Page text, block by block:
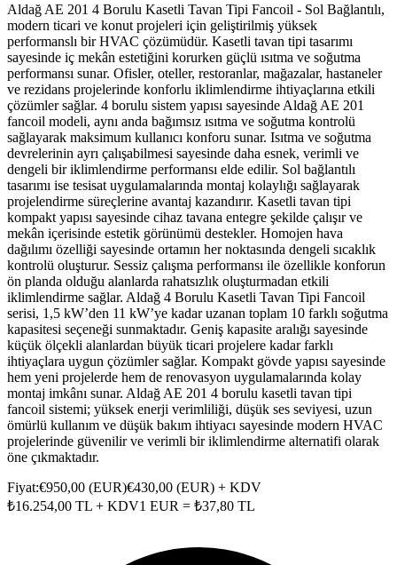
Aldağ AE 201 4 Borulu Kasetli Tavan Tipi Fancoil - Sol Bağlantılı,
modern ticari ve konut projeleri için geliştirilmiş yüksek
performanslı bir HVAC çözümüdür. Kasetli tavan tipi tasarımı
sayesinde iç mekân estetiğini korurken güçlü ısıtma ve soğutma
performansı sunar. Ofisler, oteller, restoranlar, mağazalar, hastaneler
ve rezidans projelerinde konforlu iklimlendirme ihtiyaçlarına etkili
çözümler sağlar. 4 borulu sistem yapısı sayesinde Aldağ AE 201
fancoil modeli, aynı anda bağımsız ısıtma ve soğutma kontrolü
sağlayarak maksimum kullanıcı konforu sunar. Isıtma ve soğutma
devrelerinin ayrı çalışabilmesi sayesinde daha esnek, verimli ve
dengeli bir iklimlendirme performansı elde edilir. Sol bağlantılı
tasarımı ise tesisat uygulamalarında montaj kolaylığı sağlayarak
projelendirme süreçlerine avantaj kazandırır. Kasetli tavan tipi
kompakt yapısı sayesinde cihaz tavana entegre şekilde çalışır ve
mekân içerisinde estetik görünümü destekler. Homojen hava
dağılımı özelliği sayesinde ortamın her noktasında dengeli sıcaklık
kontrolü oluşturur. Sessiz çalışma performansı ile özellikle konforun
ön planda olduğu alanlarda rahatsızlık oluşturmadan etkili
iklimlendirme sağlar. Aldağ 4 Borulu Kasetli Tavan Tipi Fancoil
serisi, 1,5 kW’den 11 kW’ye kadar uzanan toplam 10 farklı soğutma
kapasitesi seçeneği sunmaktadır. Geniş kapasite aralığı sayesinde
küçük ölçekli alanlardan büyük ticari projelere kadar farklı
ihtiyaçlara uygun çözümler sağlar. Kompakt gövde yapısı sayesinde
hem yeni projelerde hem de renovasyon uygulamalarında kolay
montaj imkânı sunar. Aldağ AE 201 4 borulu kasetli tavan tipi
fancoil sistemi; yüksek enerji verimliliği, düşük ses seviyesi, uzun
ömürlü kullanım ve düşük bakım ihtiyacı sayesinde modern HVAC
projelerinde güvenilir ve verimli bir iklimlendirme alternatifi olarak
öne çıkmaktadır.
Fiyat:€950,00 (EUR)€430,00 (EUR) + KDV
₺16.254,00 TL + KDV1 EUR = ₺37,80 TL